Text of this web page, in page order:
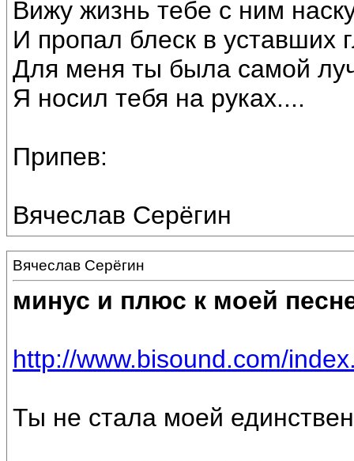
Вижу жизнь тебе с ним
И пропал блеск в уставших
Для меня ты была самой
Я носил тебя на руках....
Припев:
Вячеслав Серёгин
Вячеслав Серёгин
минус и плюс к моей
http://www.bisound.com/
Ты не стала моей